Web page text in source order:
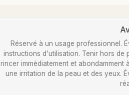
Réservé à un usage professionnel.
instructions d'utilisation. Tenir hors de
rincer immédiatement et
une irritation de la peau et des yeux.